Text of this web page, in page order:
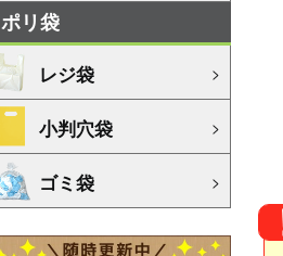
ポリ袋
レジ袋
小判穴袋
ゴミ袋